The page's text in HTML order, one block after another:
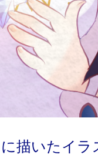
描いたイ